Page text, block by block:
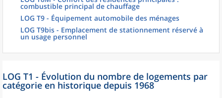
combustible principal de chauffage
LOG T9 - Équipement automobile des ménages
LOG T9bis - Emplacement de stationnement réservé à
un usage personnel
LOG T1 - Évolution du nombre de logements par
catégorie en historique depuis 1968